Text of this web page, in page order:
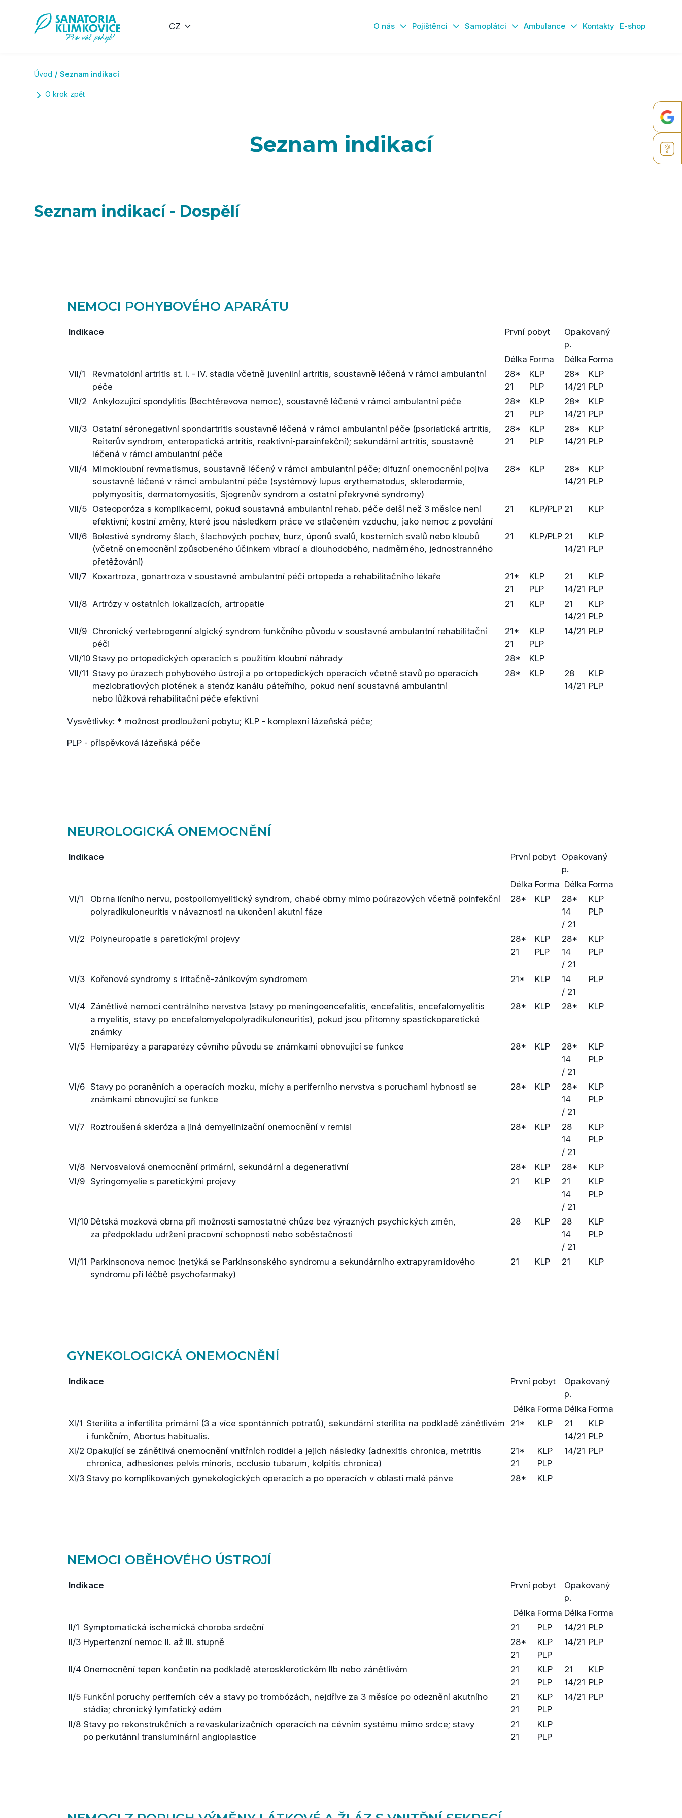
CZ O nás Pojištěnci Samoplátci Ambulance Kontakty E-shop
Úvod Seznam indikací
O krok zpět
Seznam indikací
Seznam indikací - Dospělí
NEMOCI POHYBOVÉHO APARÁTU
Indikace První pobyt
Opakovaný
p.
Délka Forma Délka Forma
VII/1
Revmatoidní artritis st. I. - IV. stadia včetně juvenilní artritis, soustavně léčená v rámci ambulantní
péče
28*
21
KLP
PLP
28*
14/21
KLP
PLP
VII/2 Ankylozující spondylitis (Bechtěrevova nemoc), soustavně léčené v rámci ambulantní péče
28*
21
KLP
PLP
28*
14/21
KLP
PLP
VII/3 Ostatní séronegativní spondartritis soustavně léčená v rámci ambulantní péče (psoriatická artritis,
Reiterův syndrom, enteropatická artritis, reaktivní-parainfekční); sekundární artritis, soustavně
léčená v rámci ambulantní péče
28*
21
KLP
PLP
28*
14/21
KLP
PLP
VII/4 Mimokloubní revmatismus, soustavně léčený v rámci ambulantní péče; difuzní onemocnění pojiva
soustavně léčené v rámci ambulantní péče (systémový lupus erythematodus, sklerodermie,
polymyositis, dermatomyositis, Sjogrenův syndrom a ostatní překryvné syndromy)
28* KLP
28*
14/21
KLP
PLP
VII/5 Osteoporóza s komplikacemi, pokud soustavná ambulantní rehab. péče delší než 3 měsíce není
efektivní; kostní změny, které jsou následkem práce ve stlačeném vzduchu, jako nemoc z povolání
21 KLP/PLP 21 KLP
VII/6 Bolestivé syndromy šlach, šlachových pochev, burz, úponů svalů, kosterních svalů nebo kloubů
(včetně onemocnění způsobeného účinkem vibrací a dlouhodobého, nadměrného, jednostranného
přetěžování)
21 KLP/PLP 21
14/21
KLP
PLP
VII/7 Koxartroza, gonartroza v soustavné ambulantní péči ortopeda a rehabilitačního lékaře
21*
21
KLP
PLP
21
14/21
KLP
PLP
VII/8 Artrózy v ostatních lokalizacích, artropatie 21 KLP
21
14/21
KLP
PLP
VII/9 Chronický vertebrogenní algický syndrom funkčního původu v soustavné ambulantní rehabilitační
péči
21*
21
KLP
PLP
14/21 PLP
VII/10 Stavy po ortopedických operacích s použitím kloubní náhrady 28*
KLP
VII/11 Stavy po úrazech pohybového ústrojí a po ortopedických operacích včetně stavů po operacích
meziobratlových plotének a stenóz kanálu páteřního, pokud není soustavná ambulantní
nebo lůžková rehabilitační péče efektivní
28* KLP
28
14/21
KLP
PLP
Vysvětlivky: * možnost prodloužení pobytu; KLP - komplexní lázeňská péče;
PLP - příspěvková lázeňská péče
NEUROLOGICKÁ ONEMOCNĚNÍ
Indikace První pobyt
Opakovaný
p.
Délka Forma Délka Forma
VI/1
Obrna lícního nervu, postpoliomyelitický syndrom, chabé obrny mimo poúrazových včetně poinfekční
polyradikuloneuritis v návaznosti na ukončení akutní fáze
28* KLP
28*
14
/ 21
KLP
PLP
VI/2 Polyneuropatie s paretickými projevy
28*
21
KLP
PLP
28*
14
/ 21
KLP
PLP
VI/3 Kořenové syndromy s iritačně-zánikovým syndromem 21* KLP
14
/ 21
PLP
VI/4 Zánětlivé nemoci centrálního nervstva (stavy po meningoencefalitis, encefalitis, encefalomyelitis
a myelitis, stavy po encefalomyelopolyradikuloneuritis), pokud jsou přítomny spastickoparetické
známky
28* KLP 28* KLP
VI/5 Hemiparézy a paraparézy cévního původu se známkami obnovující se funkce 28* KLP
28*
14
/ 21
KLP
PLP
VI/6 Stavy po poraněních a operacích mozku, míchy a periferního nervstva s poruchami hybnosti se
známkami obnovující se funkce
28* KLP
28*
14
/ 21
KLP
PLP
VI/7 Roztroušená skleróza a jiná demyelinizační onemocnění v remisi 28* KLP
28
14
/ 21
KLP
PLP
VI/8 Nervosvalová onemocnění primární, sekundární a degenerativní 28* KLP 28*
KLP
VI/9 Syringomyelie s paretickými projevy 21 KLP
21
14
/ 21
KLP
PLP
VI/10 Dětská mozková obrna při možnosti samostatné chůze bez výrazných psychických změn,
za předpokladu udržení pracovní schopnosti nebo soběstačnosti
28 KLP
28
14
/ 21
KLP
PLP
VI/11 Parkinsonova nemoc (netýká se Parkinsonského syndromu a sekundárního extrapyramidového
syndromu při léčbě psychofarmaky)
21 KLP 21 KLP
GYNEKOLOGICKÁ ONEMOCNĚNÍ
Indikace První pobyt
Opakovaný
p.
Délka Forma Délka Forma
XI/1 Sterilita a infertilita primární (3 a více spontánních potratů), sekundární sterilita na podkladě zánětlivém
i funkčním, Abortus habitualis.
21* KLP
21
14/21
KLP
PLP
XI/2 Opakující se zánětlivá onemocnění vnitřních rodidel a jejich následky (adnexitis chronica, metritis
chronica, adhesiones pelvis minoris, occlusio tubarum, kolpitis chronica)
21*
21
KLP
PLP
14/21 PLP
XI/3 Stavy po komplikovaných gynekologických operacích a po operacích v oblasti malé pánve 28* KLP
NEMOCI OBĚHOVÉHO ÚSTROJÍ
Indikace První pobyt
Opakovaný
p.
Délka Forma Délka Forma
II/1 Symptomatická ischemická choroba srdeční 21 PLP 14/21 PLP
II/3 Hypertenzní nemoc II. až III. stupně
28*
21
KLP
PLP
14/21 PLP
II/4 Onemocnění tepen končetin na podkladě aterosklerotickém IIb nebo zánětlivém
21
21
KLP
PLP
21
14/21
KLP
PLP
II/5 Funkční poruchy periferních cév a stavy po trombózách, nejdříve za 3 měsíce po odeznění akutního
stádia; chronický lymfatický edém
21
21
KLP
PLP
14/21 PLP
II/8 Stavy po rekonstrukčních a revaskularizačních operacích na cévním systému mimo srdce; stavy
po perkutánní transluminární angioplastice
21
21
KLP
PLP